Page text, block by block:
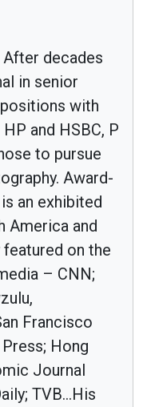
decades
in senior
with
and HSBC, P
to pursue
Award-
an exhibited
America and
on the
– CNN;
Francisco
Hong
Journal
TVB...His